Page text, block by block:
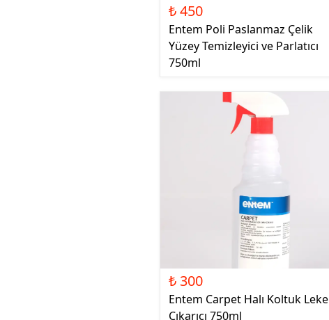
₺ 450
Entem Poli Paslanmaz Çelik
Yüzey Temizleyici ve Parlatıcı
750ml
₺ 300
Entem Carpet Halı Koltuk Leke
Çıkarıcı 750ml